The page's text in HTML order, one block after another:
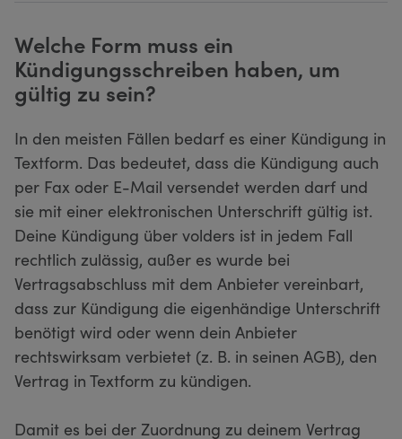
Welche Form muss ein
Kündigungsschreiben haben, um
gültig zu sein?
In den meisten Fällen bedarf es einer Kündigung in
Textform. Das bedeutet, dass die Kündigung auch
per Fax oder E-Mail versendet werden darf und
sie mit einer elektronischen Unterschrift gültig ist.
Deine Kündigung über volders ist in jedem Fall
rechtlich zulässig, außer es wurde bei
Vertragsabschluss mit dem Anbieter vereinbart,
dass zur Kündigung die eigenhändige Unterschrift
benötigt wird oder wenn dein Anbieter
rechtswirksam verbietet (z. B. in seinen AGB), den
Vertrag in Textform zu kündigen.
Damit es bei der Zuordnung zu deinem Vertrag